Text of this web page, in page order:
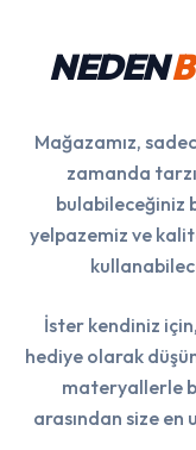
NEDEN
Mağazamız,
zamanda
bulabileceğiniz
yelpazemiz ve
İster kendiniz
hediye olarak
materyallerle
arasından size en